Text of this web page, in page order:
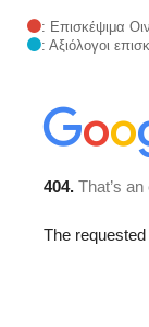
: Επισκέψιμα
: Αξιόλογοι